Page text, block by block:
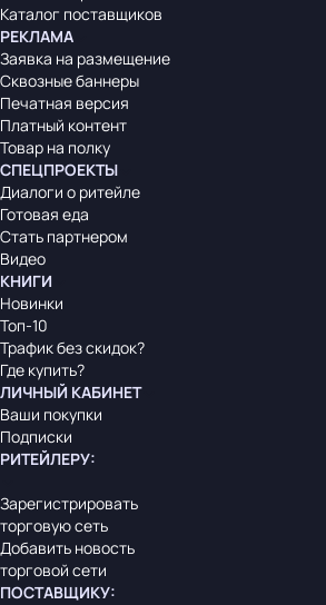
Каталог поставщиков
РЕКЛАМА
Заявка на размещение
Сквозные баннеры
Печатная версия
Платный контент
Товар на полку
СПЕЦПРОЕКТЫ
Диалоги о ритейле
Готовая еда
Стать партнером
Видео
КНИГИ
Новинки
Топ-10
Трафик без скидок?
Где купить?
ЛИЧНЫЙ КАБИНЕТ
Ваши покупки
Подписки
РИТЕЙЛЕРУ:
Зарегистрировать
торговую сеть
Добавить новость
торговой сети
ПОСТАВЩИКУ: